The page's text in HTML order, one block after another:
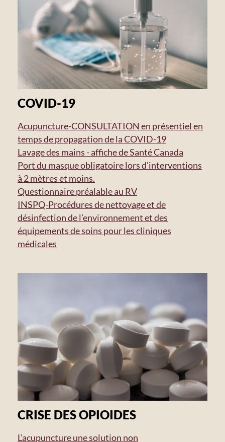
COVID-19
Acupuncture-CONSULTATION en présentiel en
temps de propagation de la COVID-19
Lavage des mains - affiche de Santé Canada
Port du masque obligatoire lors d’interventions
à 2 mètres et moins.
Questionnaire préalable au RV
INSPQ-Procédures de nettoyage et de
désinfection de l’environnement et des
équipements de soins pour les cliniques
médicales
CRISE DES OPIOIDES
L’acupuncture une solution non